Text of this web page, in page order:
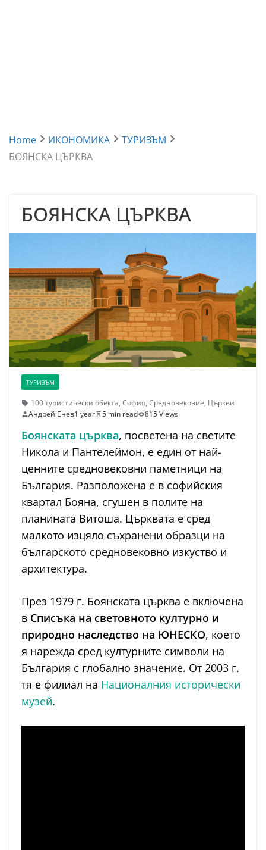
Home ИКОНОМИКА
ТУРИЗЪМ
БОЯНСКА ЦЪРКВА
БОЯНСКА ЦЪРКВА
ТУРИЗЪМ
100 туристически обекта, София, Средновековие, Църкви
Андрей Енев1 year 5 min read 815 Views
Боянската църква, посветена на светите
Никола и Пантелеймон, е един от най-
ценните средновековни паметници на
България. Разположена е в софийския
квартал Бояна, сгушен в полите на
планината Витоша. Църквата е сред
малкото изцяло съхранени образци на
българското средновековно изкуство и
архитектура.
През 1979 г. Боянската църква е включена
в Списъка на световното културно и
природно наследство на ЮНЕСКО, което
я нарежда сред културните символи на
България с глобално значение. От 2003 г.
тя е филиал на Националния исторически
музей.